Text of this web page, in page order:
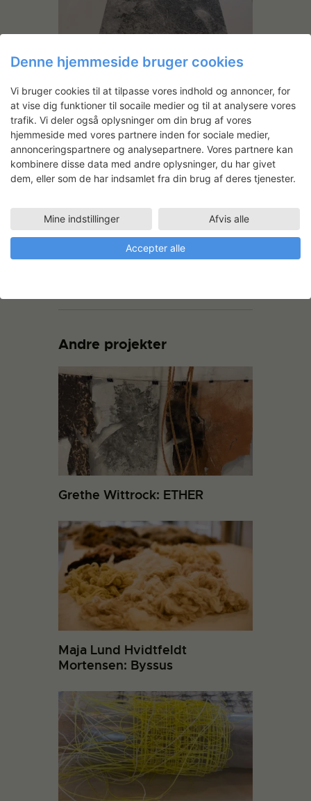
De viste fotocollager er alle under
udførelse
Andre projekter
Grethe Wittrock: ETHER
Maja Lund Hvidtfeldt
Mortensen: Byssus
Denne hjemmeside bruger cookies
Vi bruger cookies til at tilpasse vores indhold og annoncer, for
at vise dig funktioner til socaile medier og til at analysere vores
trafik. Vi deler også oplysninger om din brug af vores
hjemmeside med vores partnere inden for sociale medier,
annonceringspartnere og analysepartnere. Vores partnere kan
kombinere disse data med andre oplysninger, du har givet
dem, eller som de har indsamlet fra din brug af deres tjenester.
Mine indstillinger Afvis alle
Accepter alle